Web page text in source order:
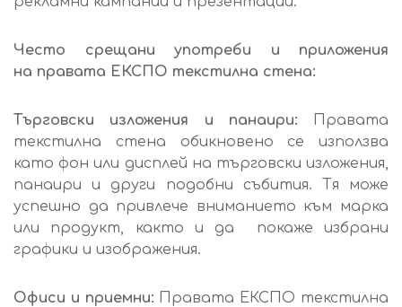
Често срещани употреби и приложения
на правата ЕКСПО текстилна стена:
Търговски изложения и панаири:
Правата
текстилна стена обикновено се използва
като фон или дисплей на търговски изложения,
панаири и други подобни събития. Тя може
успешно да привлече вниманието към марка
или продукт, както и да покаже избрани
графики и изображения.
Офиси и приемни:
Правата ЕКСПО текстилна